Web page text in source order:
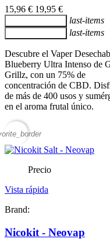
15,96 € 19,95 €
last-items
last-items
Descubre el Vaper
Blueberry Ultra Intenso de
Grillz, con un 75% de
concentración de CBD.
de más de 400 usos y
en el aroma frutal único.
Precio
Vista rápida
Brand:
Nicokit - Neovap